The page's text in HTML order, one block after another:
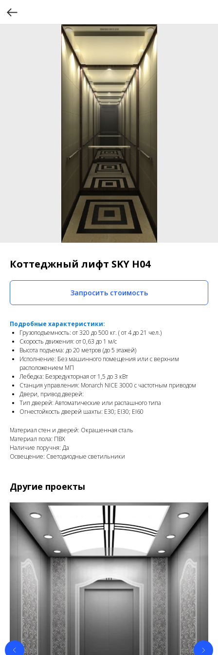
Коттеджный лифт SKY H04
Запросить стоимость
Подробные характеристики:
Грузоподъемность: от 320 до 500 кг. ( от 4 до 21 чел.)
Скорость движения: от 0,63 до 1 м/с
Высота подъема: до 20 метров (до 5 этажей)
Исполнение: Без машинного помещения или с верхним
расположением МП
Лебедка: Безредукторная от 1,5 до 3 кВт
Станция управления: Monarch NICE 3000 c частотным приводом
Двери, привод дверей:
Тип дверей: Автоматические или распашного типа
Огнестойкость дверей шахты: E30; EI30; EI60
Материал стен и дверей: Окрашенная сталь
Материал пола: ПВХ
Наличие поручня: Да
Освещение: Светодиодные светильники
Другие проекты